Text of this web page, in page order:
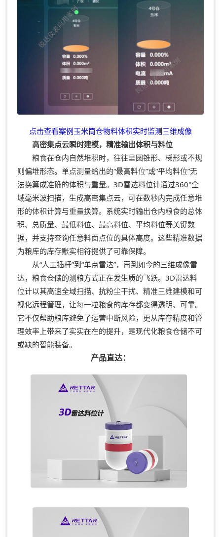
点击查看案例玉米筒仓物料体积实时监测三维成像
高密集点云瞬时建模，精准输出体积与料位
粮食在仓内自然堆积时，往往呈圆锥形、梯形或不规
则偏堆形态。单点测量给出的“最高料位”或“平均料位”无
法换算成准确的体积与重量。3D雷达料位计通过360°全
域毫米波扫描，生成高密集点云，可在数秒内完成任意堆
形的体积计算与重量换算。系统实时输出仓内粮食的总体
积、总质量、最低料位、最高料位、平均料位等关键数
据，并支持查询任意料面点位的具体高度。这些精准数据
为粮库的库存账实相符提供了可靠保障。
从“人工插杆”到“单点雷达”，再到如今的三维成像雷
达，粮食仓储的测粮方式正在发生质的飞跃。3D雷达料
位计以其高速全域扫描、抗粉尘干扰、精准三维建模和可
视化远程管理，让每一粒粮食的库存都变得透明、可靠。
它不仅帮助粮库避免了运营中断风险，更从库存精度和管
理效率上带来了实实在在的提升，是现代化粮食仓储不可
或缺的智能装备。
产品直达：